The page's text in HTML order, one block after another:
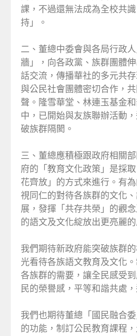
課，不過還無法成為全校共
持」。
二、董總中委會與各局行政
牆」，向各政黨、族群團體
話交流，傳播華社的多元共
與公民社會團體密切合作，
聲。隆雪華堂、林連玉基金
中，已開始與友族聯辦活動
破族群隔閡。
三、董總應積極跟政府相關
府的「教育文化政策」是採
花齊放」的方式來進行。有
視同仁的對待各族群的文化
展，發揮「共存共榮」的觀
的語文及文化綻放出更亮麗的
我們期待新政府能突破族群
光看待各族語文教育及文化
各族群的需要，讓全民感受
民的榮譽感，平等和諧共處
我們也期待董總「國民融合
的功能，制訂公民教育課程